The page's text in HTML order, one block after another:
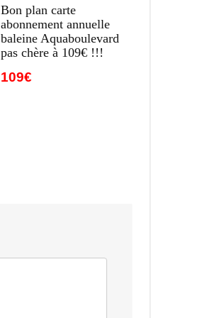
Bon plan carte
abonnement annuelle
baleine Aquaboulevard
pas chère à 109€ !!!
109€